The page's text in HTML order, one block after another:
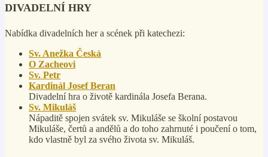
DIVADELNÍ HRY
Nabídka divadelních her a scének při katechezi:
Sv. Anežka Česká
O Zacheovi
Sv. Petr
Kardinál Josef Beran
Divadelní hra o životě kardinála Josefa Berana.
Sv. Mikuláš
Nápaditě spojen svátek sv. Mikuláše se školní postavou
Mikuláše, čertů a andělů a do toho zahrnuté i poučení o tom,
kdo vlastně byl za svého života sv. Mikuláš.